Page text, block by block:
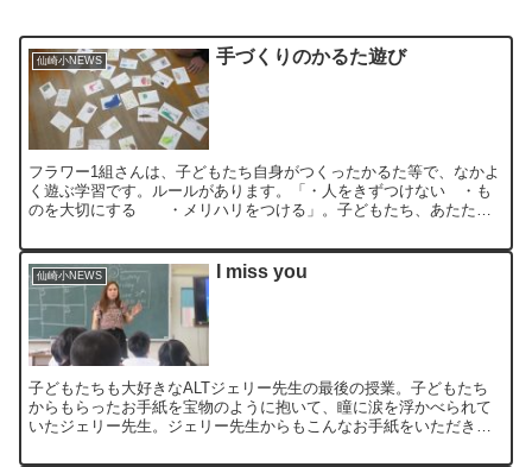
仙崎小NEWS 手づくりのかるた遊び
フラワー1組さんは、子どもたち自身がつくったかるた等で、なかよ
く遊ぶ学習です。ルールがあります。「・人をきずつけない ・も
のを大切にする ・メリハリをつける」。子どもたち、あたたか
仙崎小NEWS I miss you
子どもたちも大好きなALTジェリー先生の最後の授業。子どもたち
からもらったお手紙を宝物のように抱いて、瞳に涙を浮かべられて
いたジェリー先生。ジェリー先生からもこんなお手紙をいただきま